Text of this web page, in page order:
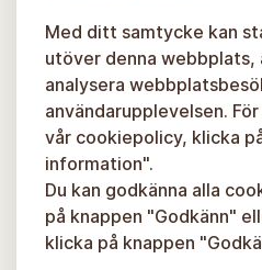
Med ditt samtycke kan
utöver denna webbplats,
analysera
användarupplevelsen.
vår cookiepolicy, klicka
information".
Du kan godkänna alla
på knappen "Godkänn"
klicka på knappen